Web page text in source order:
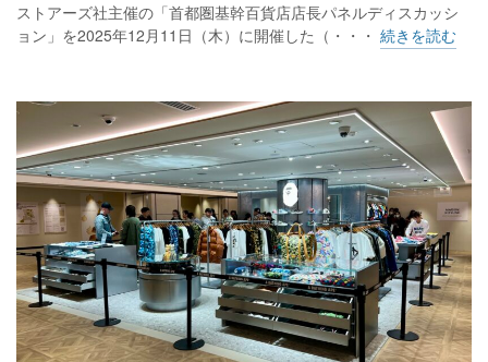
ストアーズ社主催の「首都圏基幹百貨店店長パネルディスカッシ
ョン」を2025年12月11日（木）に開催した（・・・ 続きを読む